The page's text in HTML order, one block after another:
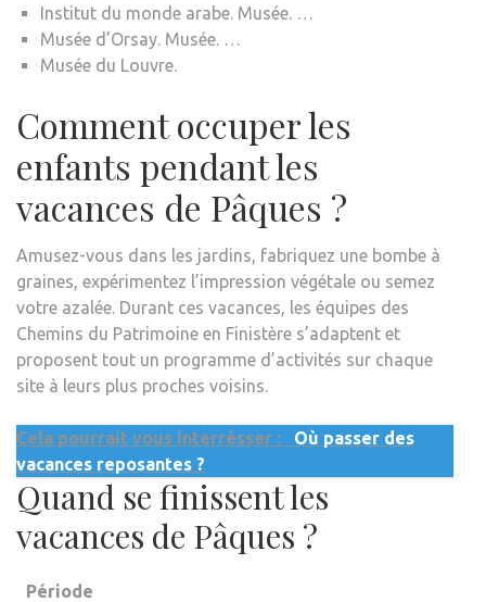
Institut du monde arabe. Musée. …
Musée d’Orsay. Musée. …
Musée du Louvre.
Comment occuper les
enfants pendant les
vacances de Pâques ?
Amusez-vous dans les jardins, fabriquez une bombe à
graines, expérimentez l’impression végétale ou semez
votre azalée. Durant ces vacances, les équipes des
Chemins du Patrimoine en Finistère s’adaptent et
proposent tout un programme d’activités sur chaque
site à leurs plus proches voisins.
Cela pourrait vous interrésser :
Où passer des
vacances reposantes ?
Quand se finissent les
vacances de Pâques ?
Période